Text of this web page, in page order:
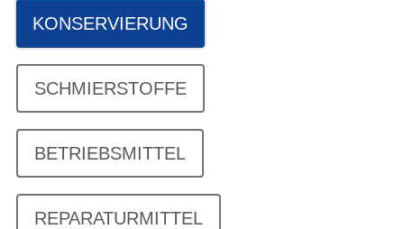
KONSERVIERUNG
SCHMIERSTOFFE
BETRIEBSMITTEL
REPARATURMITTEL